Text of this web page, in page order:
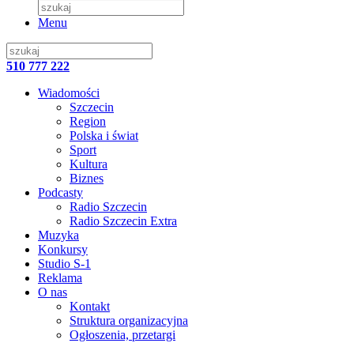
Menu
510 777 222
Wiadomości
Szczecin
Region
Polska i świat
Sport
Kultura
Biznes
Podcasty
Radio Szczecin
Radio Szczecin Extra
Muzyka
Konkursy
Studio S-1
Reklama
O nas
Kontakt
Struktura organizacyjna
Ogłoszenia, przetargi